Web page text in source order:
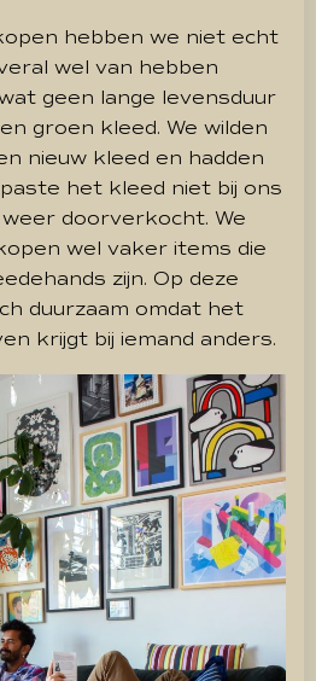
hebben we niet echt
wel van hebben
geen lange levensduur
groen kleed. We wilden
nieuw kleed en hadden
het kleed niet bij ons
doorverkocht. We
wel vaker items die
zijn. Op deze
duurzaam omdat het
krijgt bij iemand anders.